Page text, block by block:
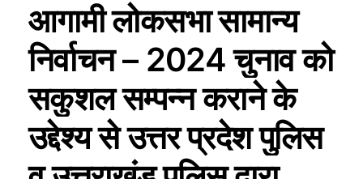
आगामी लोकसभा सामान्य
निर्वाचन – 2024 चुनाव को
सकुशल सम्पन्न कराने के
उद्देश्य से उत्तर प्रदेश पुलिस